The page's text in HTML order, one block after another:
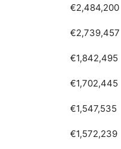
€2,484,200
€2,739,457
€1,842,495
€1,702,445
€1,547,535
€1,572,239